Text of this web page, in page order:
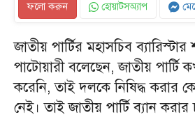
ফলো করুন হোয়াটসঅ্যাপ
জাতীয় পার্টির মহাসচিব
পাটোয়ারী বলেছেন, জাতীয় পার্টি
করেনি, তাই দলকে নিষিদ্ধ করার
নেই। তাই জাতীয় পার্টি ব্যান করার